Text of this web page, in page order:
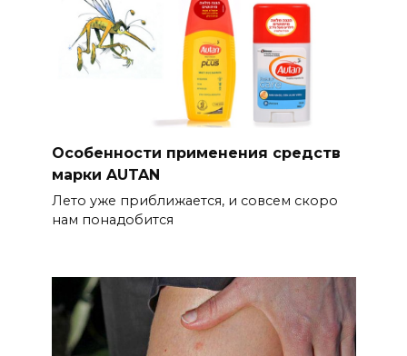
Особенности применения средств
марки AUTAN
Лето уже приближается, и совсем скоро
нам понадобится